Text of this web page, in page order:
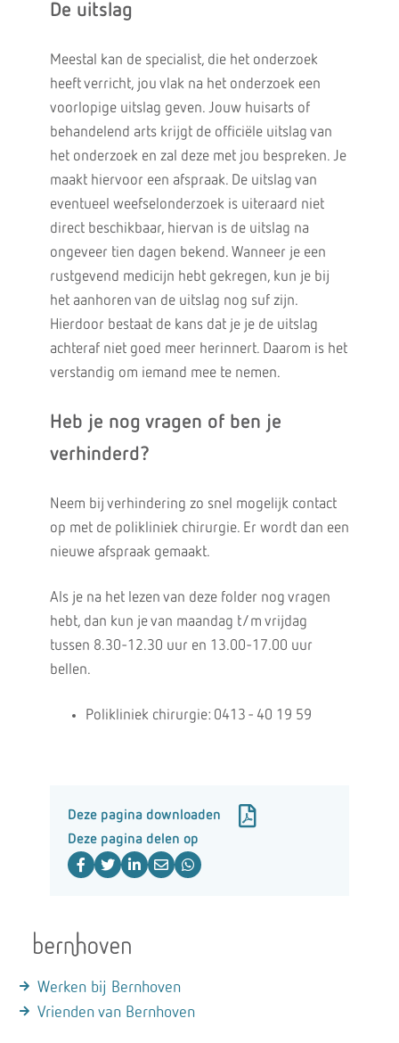
De uitslag
Meestal kan de specialist, die het onderzoek
heeft verricht, jou vlak na het onderzoek een
voorlopige uitslag geven. Jouw huisarts of
behandelend arts krijgt de officiële uitslag van
het onderzoek en zal deze met jou bespreken. Je
maakt hiervoor een afspraak. De uitslag van
eventueel weefselonderzoek is uiteraard niet
direct beschikbaar, hiervan is de uitslag na
ongeveer tien dagen bekend. Wanneer je een
rustgevend medicijn hebt gekregen, kun je bij
het aanhoren van de uitslag nog suf zijn.
Hierdoor bestaat de kans dat je je de uitslag
achteraf niet goed meer herinnert. Daarom is het
verstandig om iemand mee te nemen.
Heb je nog vragen of ben je
verhinderd?
Neem bij verhindering zo snel mogelijk contact
op met de polikliniek chirurgie. Er wordt dan een
nieuwe afspraak gemaakt.
Als je na het lezen van deze folder nog vragen
hebt, dan kun je van maandag t/m vrijdag
tussen 8.30-12.30 uur en 13.00-17.00 uur
bellen.
Polikliniek chirurgie: 0413 - 40 19 59
Deze pagina downloaden
Deze pagina delen op
Werken bij Bernhoven
Vrienden van Bernhoven